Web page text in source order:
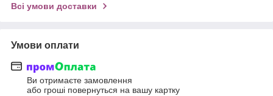
Всі умови доставки
Умови оплати
Ви отримаєте замовлення
або гроші повернуться на вашу картку